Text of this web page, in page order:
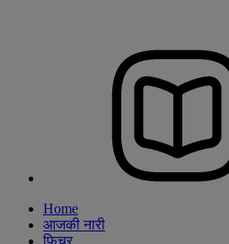
Home
आजकी नारी
फिचर